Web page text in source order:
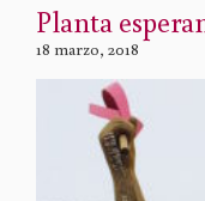
Planta
18 marzo, 2018